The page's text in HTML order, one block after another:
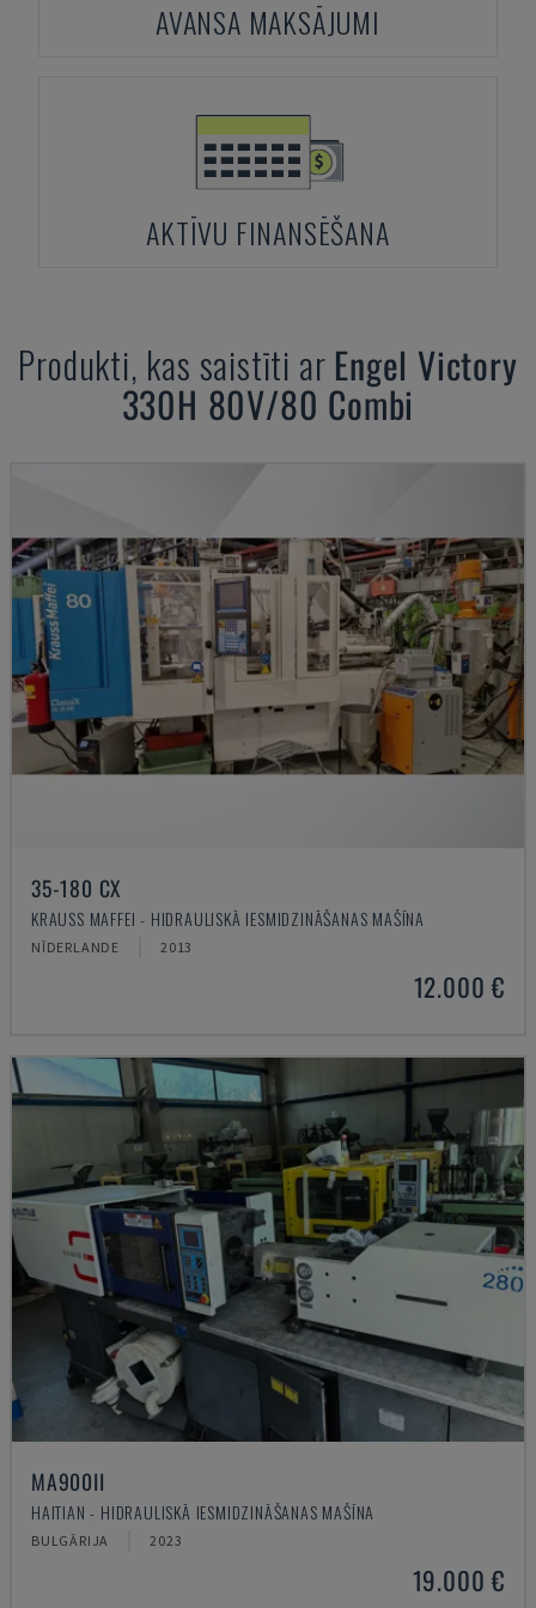
AVANSA MAKSĀJUMI
AKTĪVU FINANSĒŠANA
Produkti, kas saistīti ar Engel Victory
330H 80V/80 Combi
35-180 CX
KRAUSS MAFFEI - HIDRAULISKĀ IESMIDZINĀŠANAS MAŠĪNA
NĪDERLANDE 2013
12.000 €
MA900ІІ
HAITIAN - HIDRAULISKĀ IESMIDZINĀŠANAS MAŠĪNA
BULGĀRIJA 2023
19.000 €